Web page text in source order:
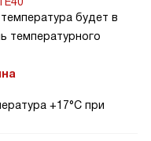
будет в
температурного
+17°C при